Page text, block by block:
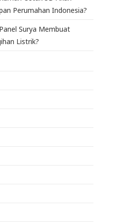
Perumahan Indonesia?
Surya Membuat
Listrik?